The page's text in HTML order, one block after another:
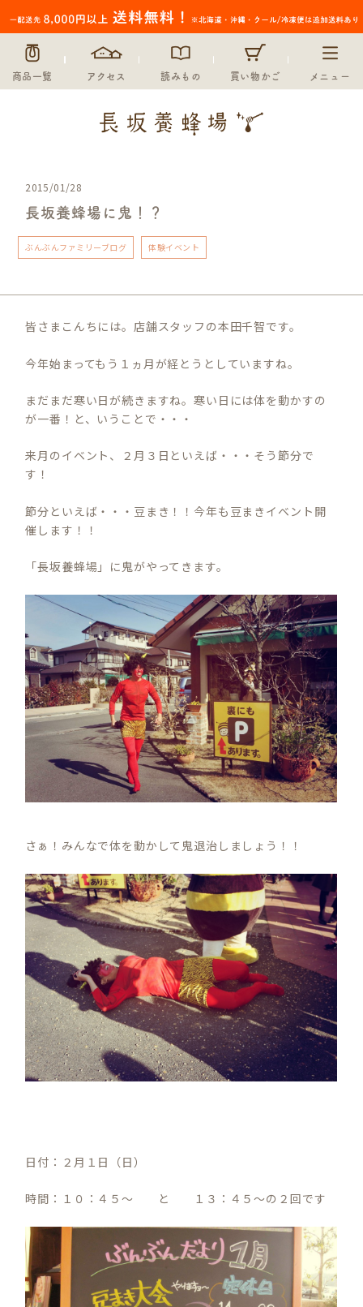
商品一覧 アクセス 読みもの 買い物かご メニュー
2015/01/28
長坂養蜂場に鬼！？
ぶんぶんファミリーブログ 体験イベント
皆さまこんちには。店舗スタッフの本田千智です。
今年始まってもう１ヵ月が経とうとしていますね。
まだまだ寒い日が続きますね。寒い日には体を動かすの
が一番！と、いうことで・・・
来月のイベント、２月３日といえば・・・そう節分で
す！
節分といえば・・・豆まき！！今年も豆まきイベント開
催します！！
「長坂養蜂場」に鬼がやってきます。
さぁ！みんなで体を動かして鬼退治しましょう！！
日付：２月１日（日）
時間：１０：４５～ と １３：４５～の２回です